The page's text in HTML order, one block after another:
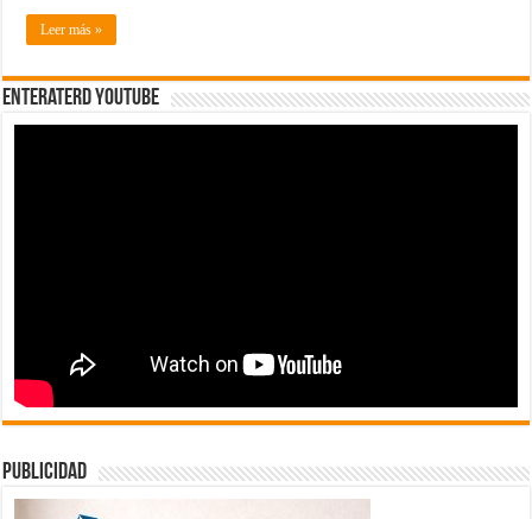
Leer más »
EnterateRD YOUTUBE
publicidad